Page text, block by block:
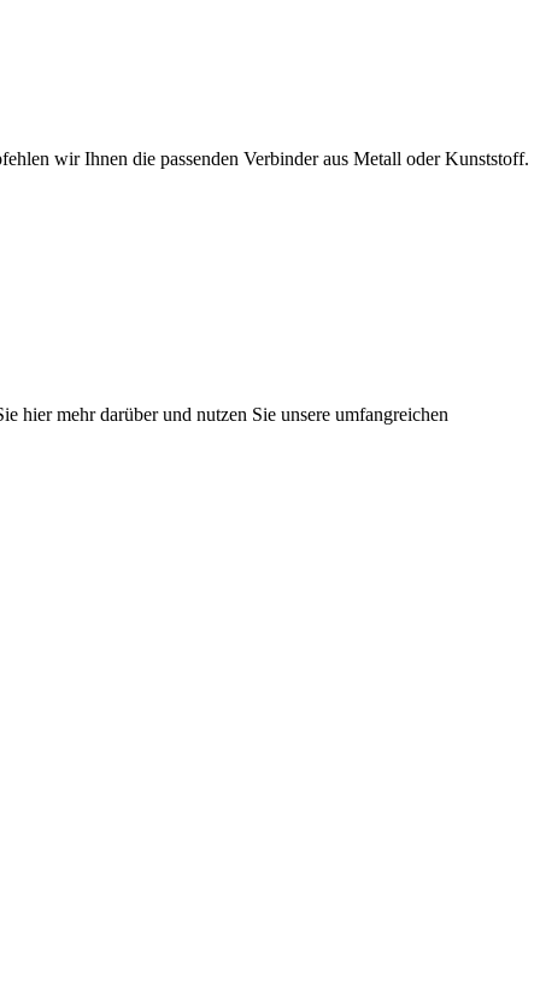
wir Ihnen die passenden Verbinder aus Metall oder Kunststoff.
hier mehr darüber und nutzen Sie unsere umfangreichen